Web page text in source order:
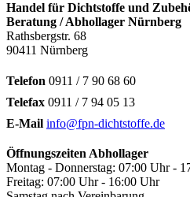
Handel für Dichtstoffe und
Beratung / Abhollager Nürnberg
Rathsbergstr. 68
90411 Nürnberg
Telefon 0911 / 7 90 68 60
Telefax 0911 / 7 94 05 13
E-Mail info@fpn-dichtstoffe.de
Öffnungszeiten Abhollager
Montag - Donnerstag: 07:00 Uhr -
Freitag: 07:00 Uhr - 16:00 Uhr